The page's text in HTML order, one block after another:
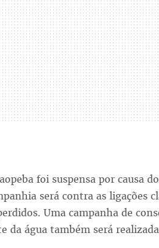
foi suspensa por causa
será contra as ligações
Uma campanha de
da água também será